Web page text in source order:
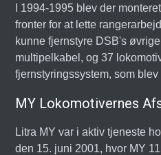
I 1994-1995 blev der
fronter for at lette
kunne fjernstyre DSB's
multipelkabel, og 37
fjernstyringssystem, som
MY Lokomotivernes
Litra MY var i aktiv tjeneste
den 15. juni 2001, hvor MY